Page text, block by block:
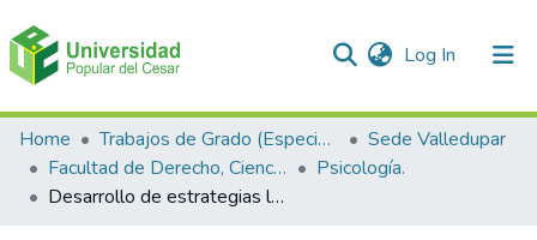
Log In (current)
Communities & Collections
All of DSpace
Home Trabajos de Grado (Especializaciones y Pregrados)
Sede Valledupar
Facultad de Derecho, Ciencias Políticas y Sociales.
Psicología.
Desarrollo de estrategias lúdicas para la educación virtual en estudiantes de básica primaria: una revisión bibliográfica